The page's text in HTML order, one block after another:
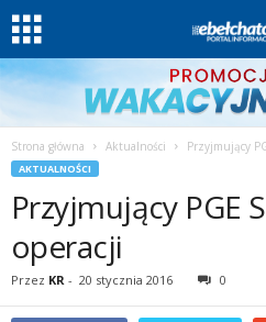
Strona główna Aktualności Przyjmujący
AKTUALNOŚCI
Przyjmujący PGE
operacji
Przez KR - 20 stycznia 2016 0